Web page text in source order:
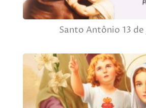
Santo Antônio 13 de